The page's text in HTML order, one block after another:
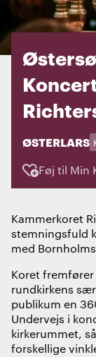
STED:
ØSTERLARS
Kategorier:
Dage:
Føj til Min
Kammerkoret
stemningsfuld
med
Koret
rundkirkens
publikum en
Undervejs i
kirkerummet,
forskellige